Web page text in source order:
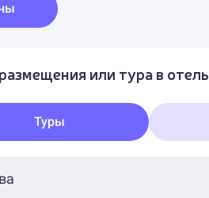
или тура в отель
Туры